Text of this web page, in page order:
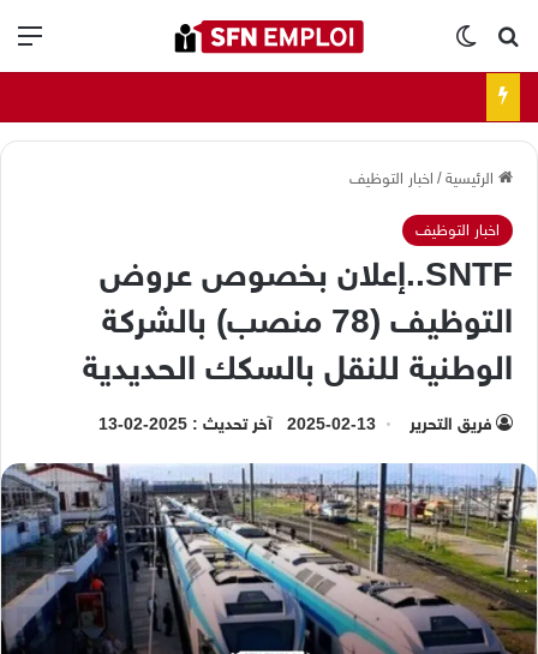
بحث عنالوضع المظلم
الرئيسية/ اخبار التوظيف
اخبار التوظيف
SNTF..إعلان بخصوص عروض
التوظيف (78 منصب) بالشركة
الوطنية للنقل بالسكك الحديدية
فريق التحرير 2025-02-13 آخر تحديث : 2025-02-13